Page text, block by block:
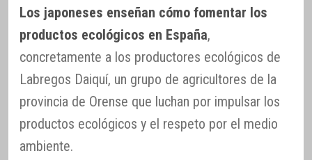
Los japoneses enseñan cómo fomentar los
productos ecológicos en España,
concretamente a los productores ecológicos de
Labregos Daiquí, un grupo de agricultores de la
provincia de Orense que luchan por impulsar los
productos ecológicos y el respeto por el medio
ambiente.